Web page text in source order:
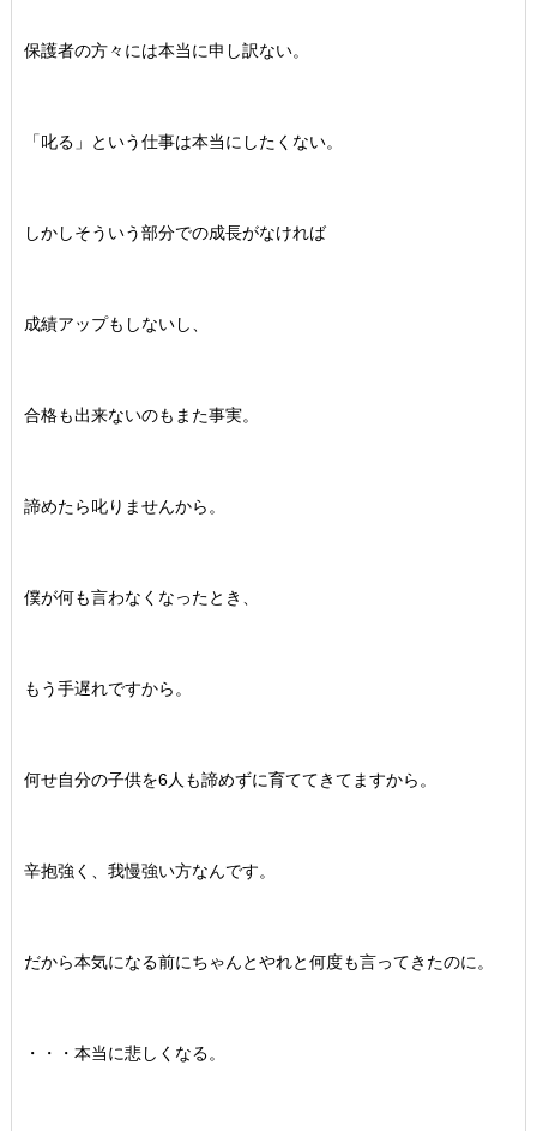
保護者の方々には本当に申し訳ない。
「叱る」という仕事は本当にしたくない。
しかしそういう部分での成長がなければ
成績アップもしないし、
合格も出来ないのもまた事実。
諦めたら叱りませんから。
僕が何も言わなくなったとき、
もう手遅れですから。
何せ自分の子供を6人も諦めずに育ててきてますから。
辛抱強く、我慢強い方なんです。
だから本気になる前にちゃんとやれと何度も言ってきたのに。
・・・本当に悲しくなる。